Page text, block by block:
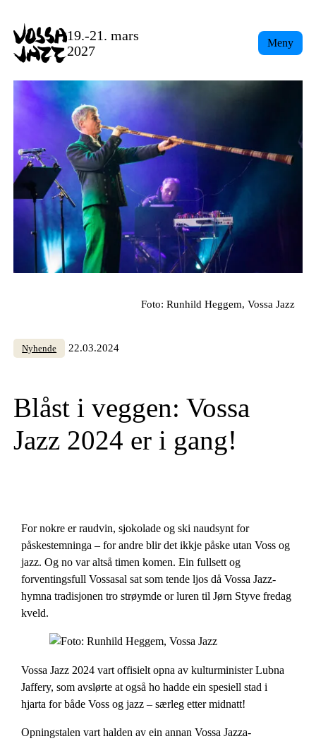
content
19.-21. mars
2027
Meny
Foto: Runhild Heggem, Vossa Jazz
Nyhende 22.03.2024
Blåst i veggen: Vossa
Jazz 2024 er i gang!
For nokre er raudvin, sjokolade og ski naudsynt for
påskestemninga – for andre blir det ikkje påske utan Voss og
jazz. Og no var altså timen komen. Ein fullsett og
forventingsfull Vossasal sat som tende ljos då Vossa Jazz-
hymna tradisjonen tro strøymde or luren til Jørn Styve fredag
kveld.
Vossa Jazz 2024 vart offisielt opna av kulturminister Lubna
Jaffery, som avslørte at også ho hadde ein spesiell stad i
hjarta for både Voss og jazz – særleg etter midnatt!
Opningstalen vart halden av ein annan Vossa Jazza-